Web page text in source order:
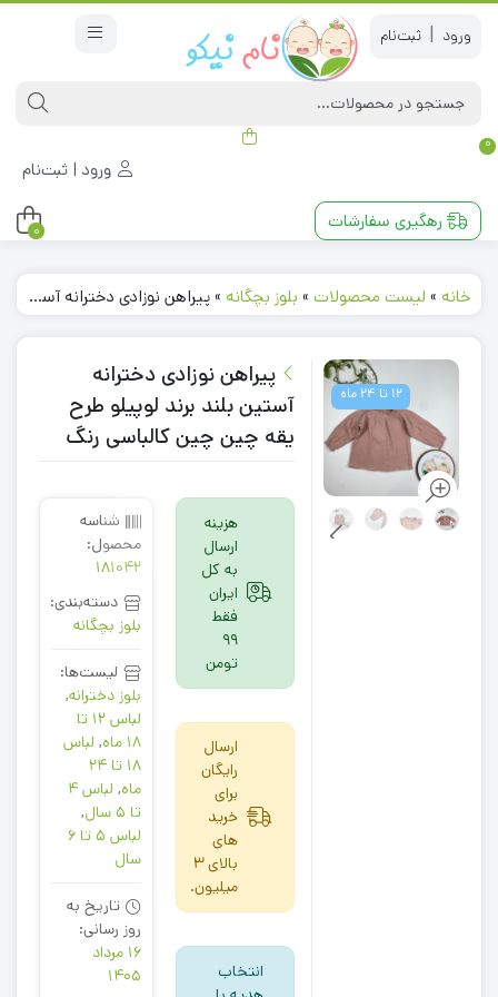
|
0
ورود | ثبت‌نام
رهگیری سفارشات 0
خانه » لیست محصولات » بلوز بچگانه »پیراهن نوزادی دخترانه آستین بلند برند لوپیلو طرح یقه چین چین کالباسی رنگ
12 تا 24 ماه
پیراهن نوزادی دخترانه
آستین بلند برند لوپیلو طرح
یقه چین چین کالباسی رنگ
هزینه
ارسال
به کل
ایران
فقط
99
تومن
ارسال
رایگان
برای
خرید
های
بالای 3
میلیون.
انتخاب
شناسه
محصول:
181042
دسته‌بندی:
بلوز بچگانه
لیست‌ها:
بلوز دخترانه,
لباس 12 تا
18 ماه
, لباس
18 تا 24
ماه,
لباس 4
تا 5 سال
,
لباس 5 تا 6
سال
تاریخ به
روز رسانی:
16 مرداد
1405